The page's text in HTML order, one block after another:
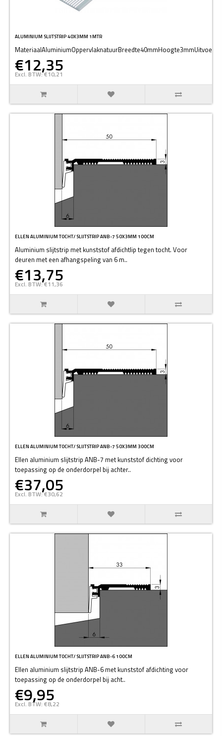
ALUMINIUM SLIJTSTRIP 40X3MM 1MTR
€12,35
Excl. BTW: €10,21
ELLEN ALUMINIUM TOCHT/ SLIJTSTRIP ANB-7 50X3MM 100CM
Aluminium slijtstrip met kunststof afdichtlip tegen tocht. Voor
deuren met een afhangspeling van 6 m..
€13,75
Excl. BTW: €11,36
ELLEN ALUMINIUM TOCHT/ SLIJTSTRIP ANB-7 50X3MM 300CM
Ellen aluminium slijtstrip ANB-7 met kunststof dichting voor
toepassing op de onderdorpel bij achter..
€37,05
Excl. BTW: €30,62
ELLEN ALUMINIUM TOCHT/ SLIJTSTRIP ANB-6 100CM
Ellen aluminium slijtstrip ANB-6 met kunststof afdichting voor
toepassing op de onderdorpel bij acht..
€9,95
Excl. BTW: €8,22